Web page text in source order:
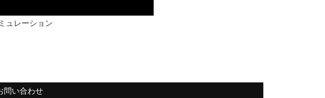
ュレーション
問い合わせ